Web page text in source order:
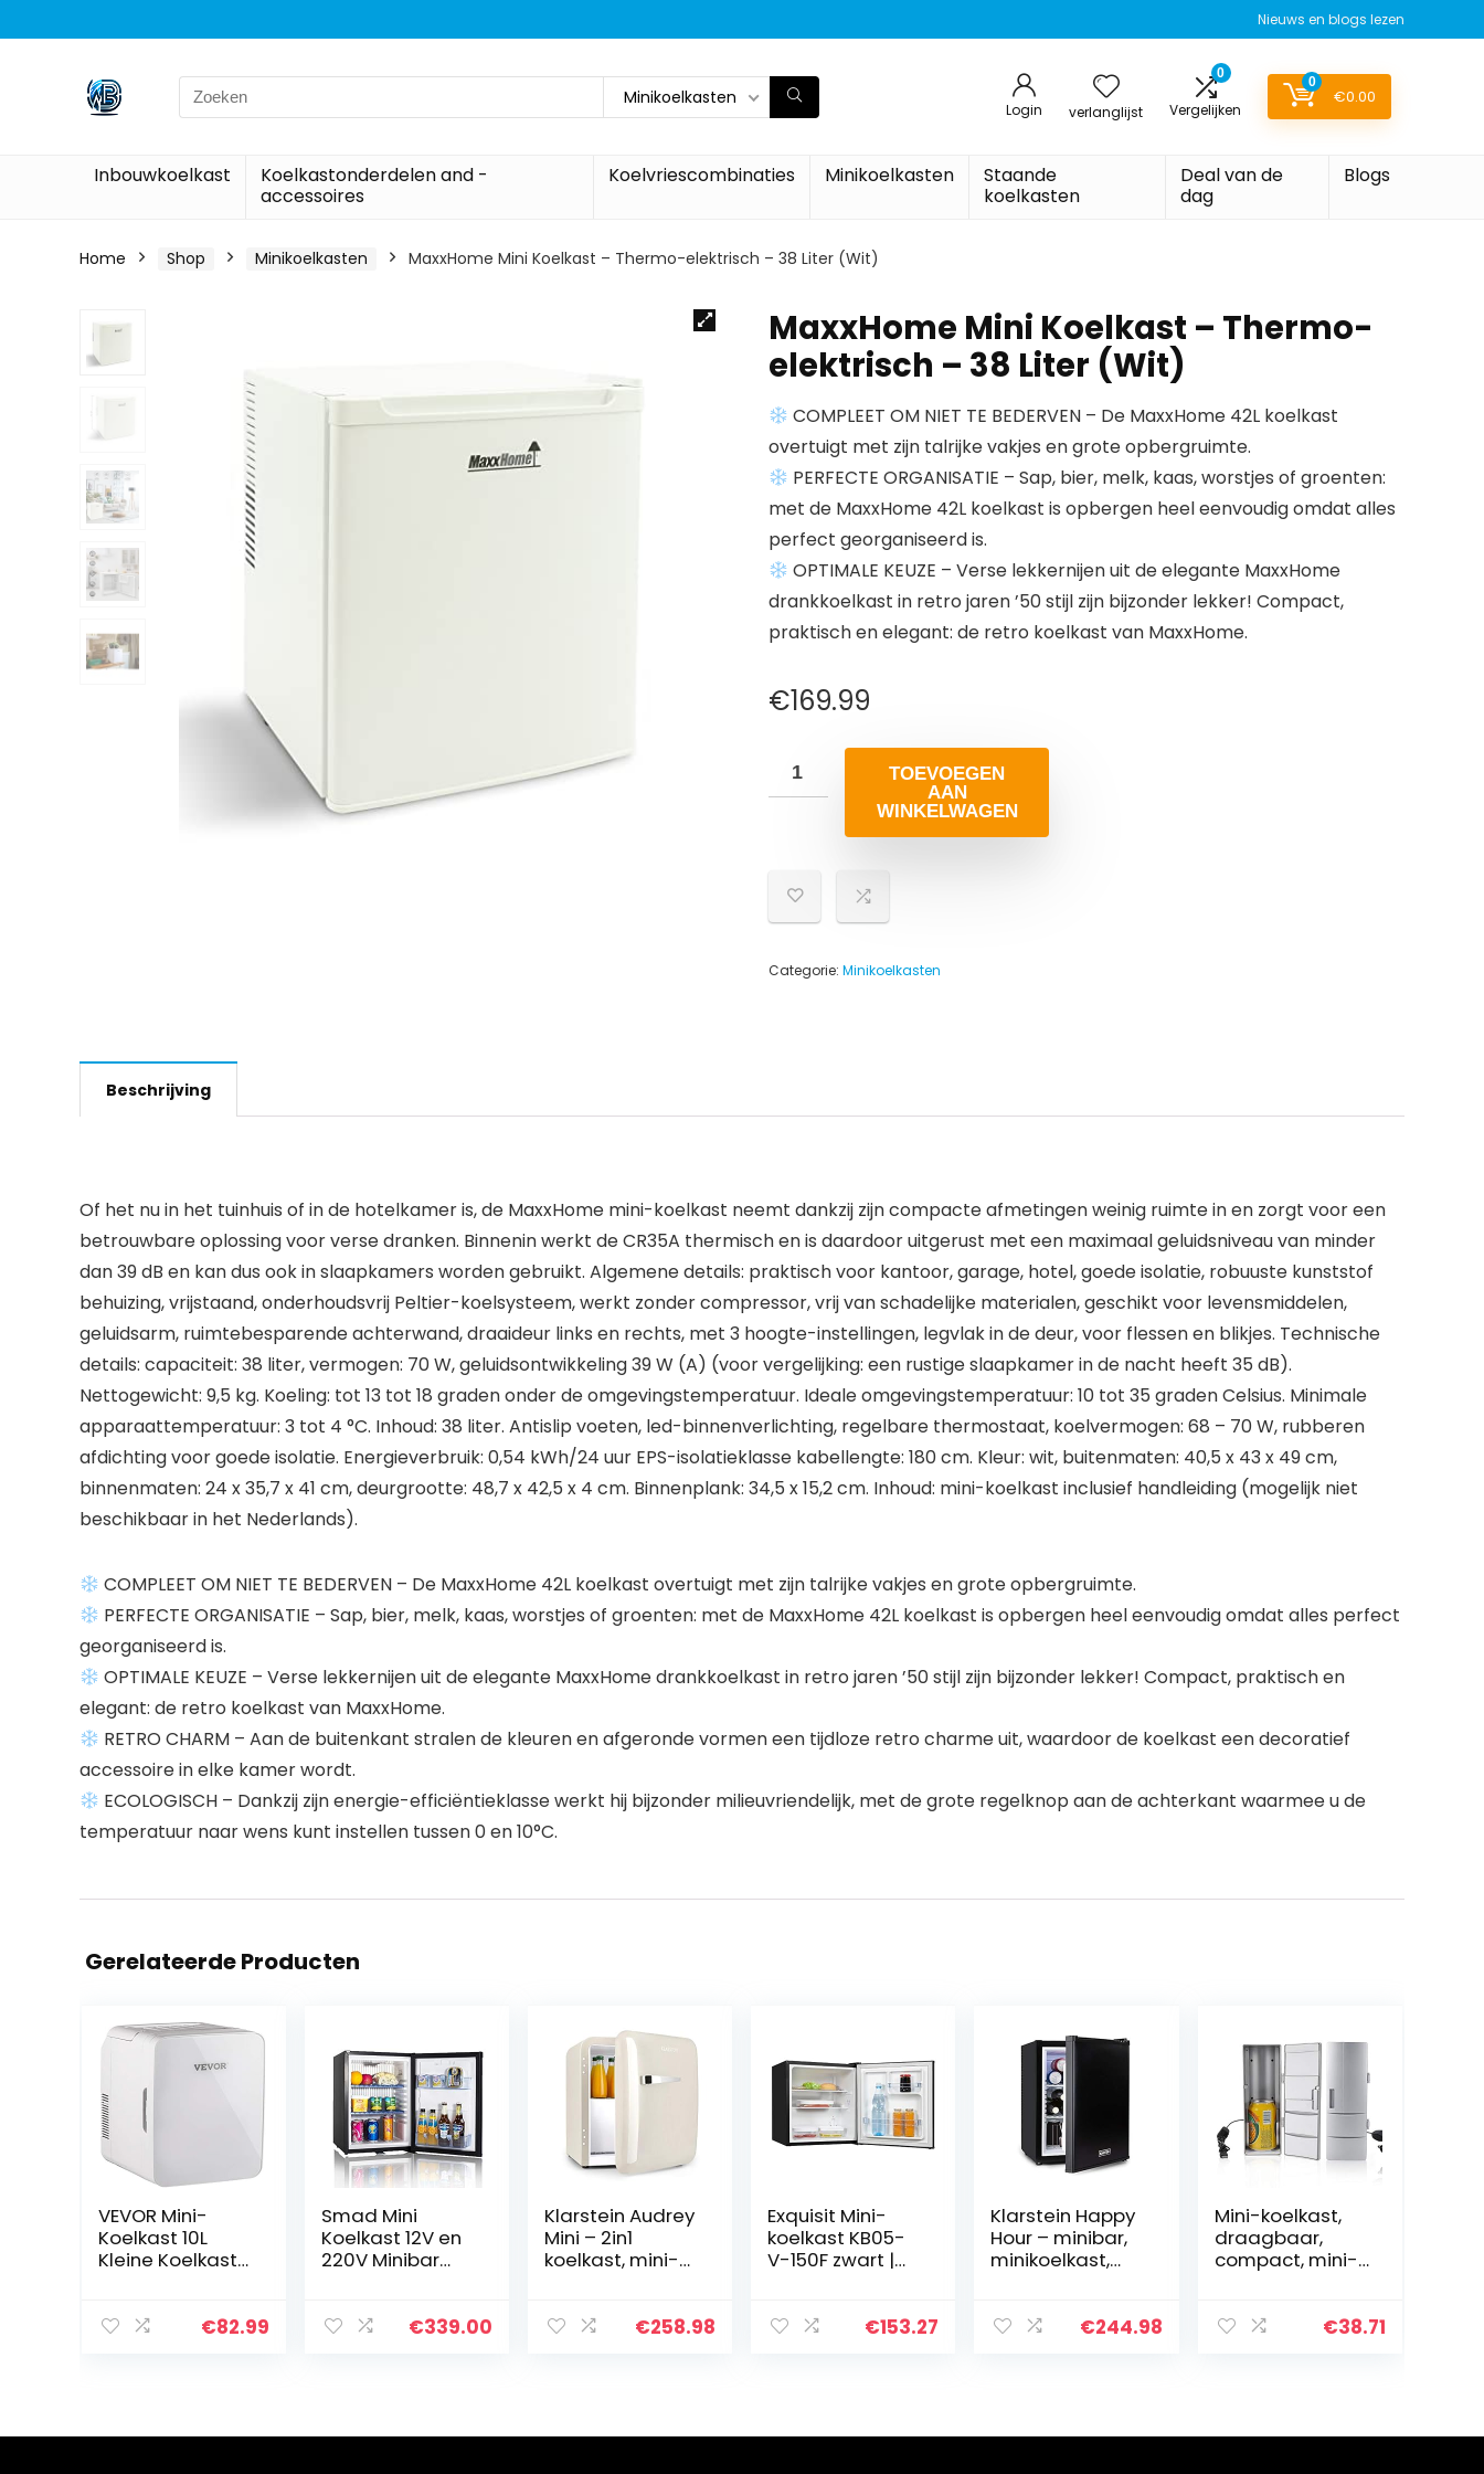
Nieuws en blogs lezen
Search
for:
Minikoelkasten
Login verlanglijst
0
Vergelijken
0
€0.00
Inbouwkoelkast
Koelkastonderdelen and -
accessoires
Koelvriescombinaties Minikoelkasten
Staande
koelkasten
Deal van de
dag
Blogs
Home Shop Minikoelkasten MaxxHome Mini Koelkast – Thermo-elektrisch – 38 Liter (Wit)
MaxxHome Mini Koelkast – Thermo-
elektrisch – 38 Liter (Wit)
COMPLEET OM NIET TE BEDERVEN – De MaxxHome 42L koelkast
overtuigt met zijn talrijke vakjes en grote opbergruimte.
PERFECTE ORGANISATIE – Sap, bier, melk, kaas, worstjes of groenten:
met de MaxxHome 42L koelkast is opbergen heel eenvoudig omdat alles
perfect georganiseerd is.
OPTIMALE KEUZE – Verse lekkernijen uit de elegante MaxxHome
drankkoelkast in retro jaren ’50 stijl zijn bijzonder lekker! Compact,
praktisch en elegant: de retro koelkast van MaxxHome.
€169.99
TOEVOEGEN
AAN
WINKELWAGEN
Categorie: Minikoelkasten
Beschrijving
Of het nu in het tuinhuis of in de hotelkamer is, de MaxxHome mini-koelkast neemt dankzij zijn compacte afmetingen weinig ruimte in en zorgt voor een
betrouwbare oplossing voor verse dranken. Binnenin werkt de CR35A thermisch en is daardoor uitgerust met een maximaal geluidsniveau van minder
dan 39 dB en kan dus ook in slaapkamers worden gebruikt. Algemene details: praktisch voor kantoor, garage, hotel, goede isolatie, robuuste kunststof
behuizing, vrijstaand, onderhoudsvrij Peltier-koelsysteem, werkt zonder compressor, vrij van schadelijke materialen, geschikt voor levensmiddelen,
geluidsarm, ruimtebesparende achterwand, draaideur links en rechts, met 3 hoogte-instellingen, legvlak in de deur, voor flessen en blikjes. Technische
details: capaciteit: 38 liter, vermogen: 70 W, geluidsontwikkeling 39 W (A) (voor vergelijking: een rustige slaapkamer in de nacht heeft 35 dB).
Nettogewicht: 9,5 kg. Koeling: tot 13 tot 18 graden onder de omgevingstemperatuur. Ideale omgevingstemperatuur: 10 tot 35 graden Celsius. Minimale
apparaattemperatuur: 3 tot 4 °C. Inhoud: 38 liter. Antislip voeten, led-binnenverlichting, regelbare thermostaat, koelvermogen: 68 – 70 W, rubberen
afdichting voor goede isolatie. Energieverbruik: 0,54 kWh/24 uur EPS-isolatieklasse kabellengte: 180 cm. Kleur: wit, buitenmaten: 40,5 x 43 x 49 cm,
binnenmaten: 24 x 35,7 x 41 cm, deurgrootte: 48,7 x 42,5 x 4 cm. Binnenplank: 34,5 x 15,2 cm. Inhoud: mini-koelkast inclusief handleiding (mogelijk niet
beschikbaar in het Nederlands).
COMPLEET OM NIET TE BEDERVEN – De MaxxHome 42L koelkast overtuigt met zijn talrijke vakjes en grote opbergruimte.
PERFECTE ORGANISATIE – Sap, bier, melk, kaas, worstjes of groenten: met de MaxxHome 42L koelkast is opbergen heel eenvoudig omdat alles perfect
georganiseerd is.
OPTIMALE KEUZE – Verse lekkernijen uit de elegante MaxxHome drankkoelkast in retro jaren ’50 stijl zijn bijzonder lekker! Compact, praktisch en
elegant: de retro koelkast van MaxxHome.
RETRO CHARM – Aan de buitenkant stralen de kleuren en afgeronde vormen een tijdloze retro charme uit, waardoor de koelkast een decoratief
accessoire in elke kamer wordt.
ECOLOGISCH – Dankzij zijn energie-efficiëntieklasse werkt hij bijzonder milieuvriendelijk, met de grote regelknop aan de achterkant waarmee u de
temperatuur naar wens kunt instellen tussen 0 en 10°C.
Gerelateerde Producten
VEVOR Mini-
Koelkast 10L
Kleine Koelkast
Mini Fridge
Koeler Stil 38dB
€82.99
Smad Mini
Koelkast 12V en
220V Minibar
Camping
Zwarte 40L
€339.00
Klarstein Audrey
Mini – 2in1
koelkast, mini-
compressiekoeli
efficiëntieklasse
€258.98
Exquisit Mini-
koelkast KB05-
V-150F zwart |
€153.27
Klarstein Happy
Hour – minibar,
minikoelkast,
koeltemperatuu
€244.98
Mini-koelkast,
draagbaar,
compact, mini-
dranken,
reisauto,
€38.71